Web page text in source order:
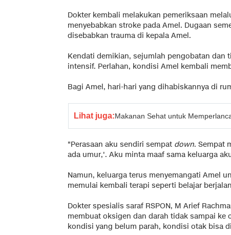
Dokter kembali melakukan pemeriksaan
menyebabkan stroke pada Amel. Dugaan
disebabkan trauma di kepala Amel.
Kendati demikian, sejumlah pengobatan dan
intensif. Perlahan, kondisi Amel kembali
Bagi Amel, hari-hari yang dihabiskannya di
Lihat juga:Makanan Sehat untuk
"Perasaan aku sendiri sempat down. Sempat
ada umur,'. Aku minta maaf sama keluarga
Namun, keluarga terus menyemangati Amel
memulai kembali terapi seperti belajar
Dokter spesialis saraf RSPON, M Arief
membuat oksigen dan darah tidak sampai
kondisi yang belum parah, kondisi otak bisa